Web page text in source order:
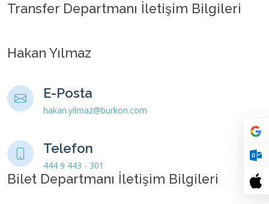
Transfer Departmanı İletişim Bilgileri
Hakan Yılmaz
E-Posta
hakan.yilmaz@burkon.com
Telefon
444 9 443 - 301
Bilet Departmanı İletişim Bilgileri